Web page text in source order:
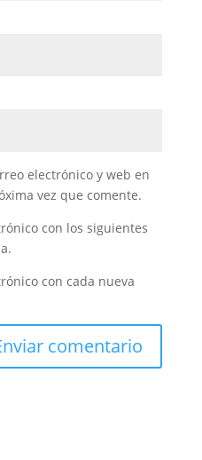
electrónico y web en
vez que comente.
con los siguientes
con cada nueva